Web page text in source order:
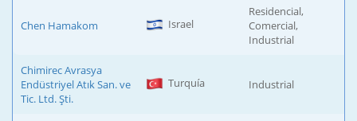
Chen Hamakom Israel
Residencial,
Comercial,
Industrial
Chimirec Avrasya
Endüstriyel Atık San. ve
Tic. Ltd. Şti.
Turquía Industrial